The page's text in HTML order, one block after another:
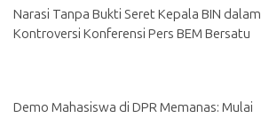
Narasi Tanpa Bukti Seret Kepala BIN dalam
Kontroversi Konferensi Pers BEM Bersatu
Demo Mahasiswa di DPR Memanas: Mulai